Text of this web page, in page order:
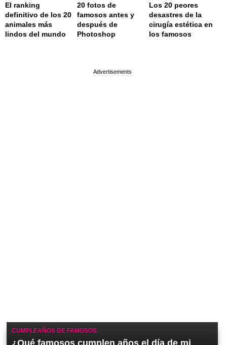
El ranking
definitivo de los 20
animales más
lindos del mundo
20 fotos de
famosos antes y
después de
Photoshop
Los 20 peores
desastres de la
cirugía estética en
los famosos
CUMPLEAÑOS DE FAMOSOS
¿Qué famosos cumplen años el día de mi